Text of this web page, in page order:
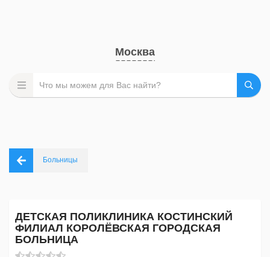
Москва
Больницы
ДЕТСКАЯ ПОЛИКЛИНИКА КОСТИНСКИЙ
ФИЛИАЛ КОРОЛЁВСКАЯ ГОРОДСКАЯ
БОЛЬНИЦА